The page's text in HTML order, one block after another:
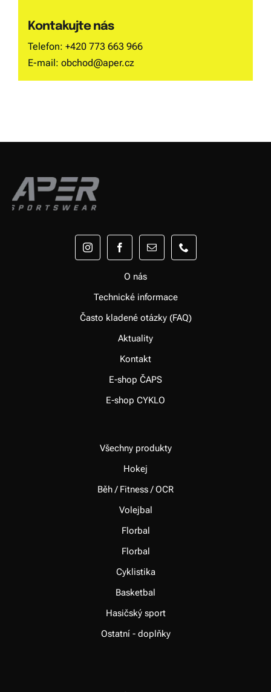
Kontakujte nás
Telefon: +420 773 663 966
E-mail: obchod@aper.cz
O nás
Technické informace
Často kladené otázky (FAQ)
Aktuality
Kontakt
E-shop ČAPS
E-shop CYKLO
Všechny produkty
Hokej
Běh / Fitness / OCR
Volejbal
Florbal
Florbal
Cyklistika
Basketbal
Hasičský sport
Ostatní - doplňky